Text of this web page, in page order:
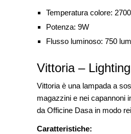
Temperatura colore:
Potenza: 9W
Flusso luminoso: 750
Vittoria –
Vittoria è una lampada a
magazzini e nei capannoni
da Officine Dasa in modo
Caratteristiche: